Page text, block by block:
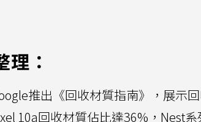
：
推出《回收材質指南》，展示
10a回收材質佔比達36%，Nest系